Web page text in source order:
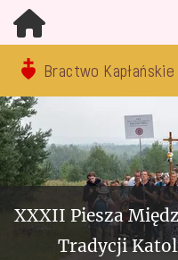
Bractwo
XXXII Piesza
Tradycji